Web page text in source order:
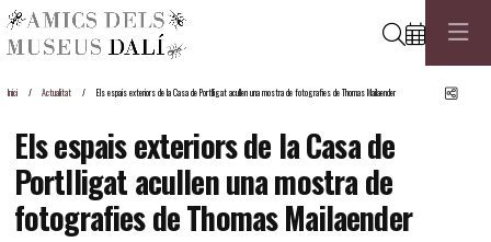
Cerca
Inici Actualitat Els espais exteriors de la Casa de Portlligat acullen una mostra de fotografies de Thomas Mailaender
Els espais exteriors de la Casa de
Portlligat acullen una mostra de
fotografies de Thomas Mailaender